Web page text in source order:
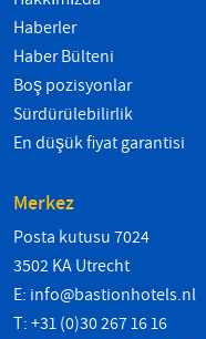
Haberler
Haber Bülteni
Boş pozisyonlar
Sürdürülebilirlik
En düşük fiyat garantisi
Merkez
Posta kutusu 7024
3502 KA Utrecht
E: info@bastionhotels.nl
T: +31 (0)30 267 16 16